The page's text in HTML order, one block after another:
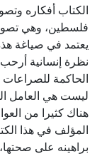
الكتاب أفكاره
فلسطين، وهي
يعتمد في صياغة
نظرة إنسانية
الحاكمة
ليست هي العامل
هناك كثيرا من
المؤلف في هذا
براهينه على